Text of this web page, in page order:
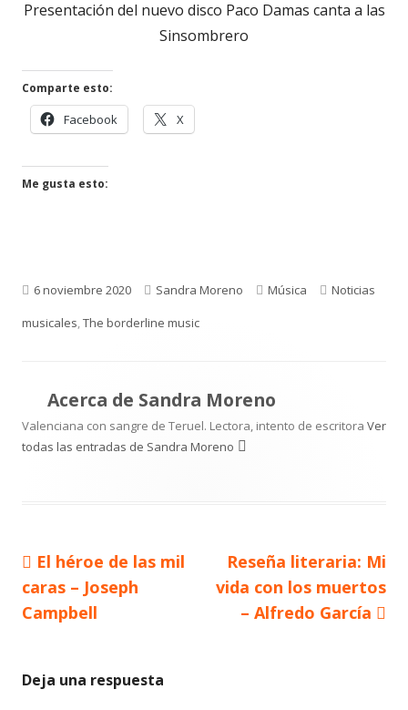
Presentación del nuevo disco Paco Damas canta a las
Sinsombrero
Comparte esto:
Facebook X
Me gusta esto:
Publicado
el
6 noviembre 2020 Autor
Sandra Moreno Categorías
Música Etiquetas
Noticias
musicales,The borderline music
Acerca de Sandra Moreno
Valenciana con sangre de Teruel. Lectora, intento de escritora Ver
todas las entradas de Sandra Moreno
Navegación
de
Artículo
anterior
El héroe de las mil
caras – Joseph
Campbell
Artículo
siguiente
Reseña literaria: Mi
vida con los muertos
– Alfredo García
Deja una respuesta